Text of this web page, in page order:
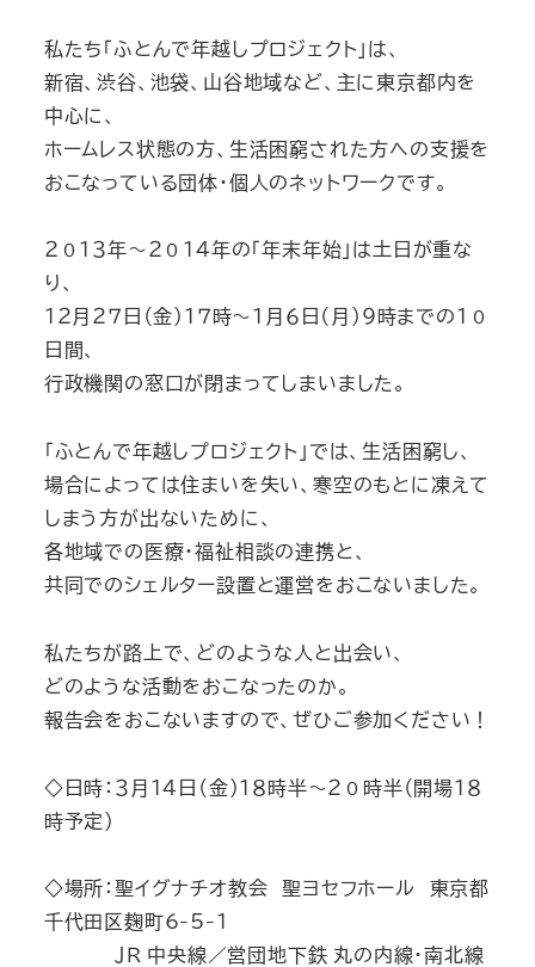
私たち「ふとんで年越しプロジェクト」は、
新宿、渋谷、池袋、山谷地域など、主に東京都内を
中心に、
ホームレス状態の方、生活困窮された方への支援を
おこなっている団体・個人のネットワークです。
２０１３年～２０１４年の「年末年始」は土日が重な
り、
１２月２７日（金）１７時～１月６日（月）９時までの１０
日間、
行政機関の窓口が閉まってしまいました。
「ふとんで年越しプロジェクト」では、生活困窮し、
場合によっては住まいを失い、寒空のもとに凍えて
しまう方が出ないために、
各地域での医療・福祉相談の連携と、
共同でのシェルター設置と運営をおこないました。
私たちが路上で、どのような人と出会い、
どのような活動をおこなったのか。
報告会をおこないますので、ぜひご参加ください！
◇日時：３月１４日（金）１８時半～２０時半（開場１８
時予定）
◇場所：聖イグナチオ教会 聖ヨセフホール 東京都
千代田区麹町6-5-1
ＪＲ 中央線／営団地下鉄 丸の内線・南北線